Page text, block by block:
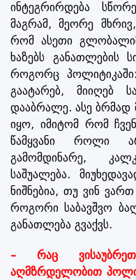
ინტეგრირდება
მაგრამ, მეორე
რომ ასეთი
ხაზებს განათლების
როგორც
გაატარებ, მიიღებ
დააბრალე. ასე
იყო, იმიტომ რომ
წამყვანი როლი
გამომდინარე,
საშუალება.
ნიშნებია, თუ ვინ
როგორი საბავშვო
განათლება გვაქვს.
– რაც
აღმზრდელობით